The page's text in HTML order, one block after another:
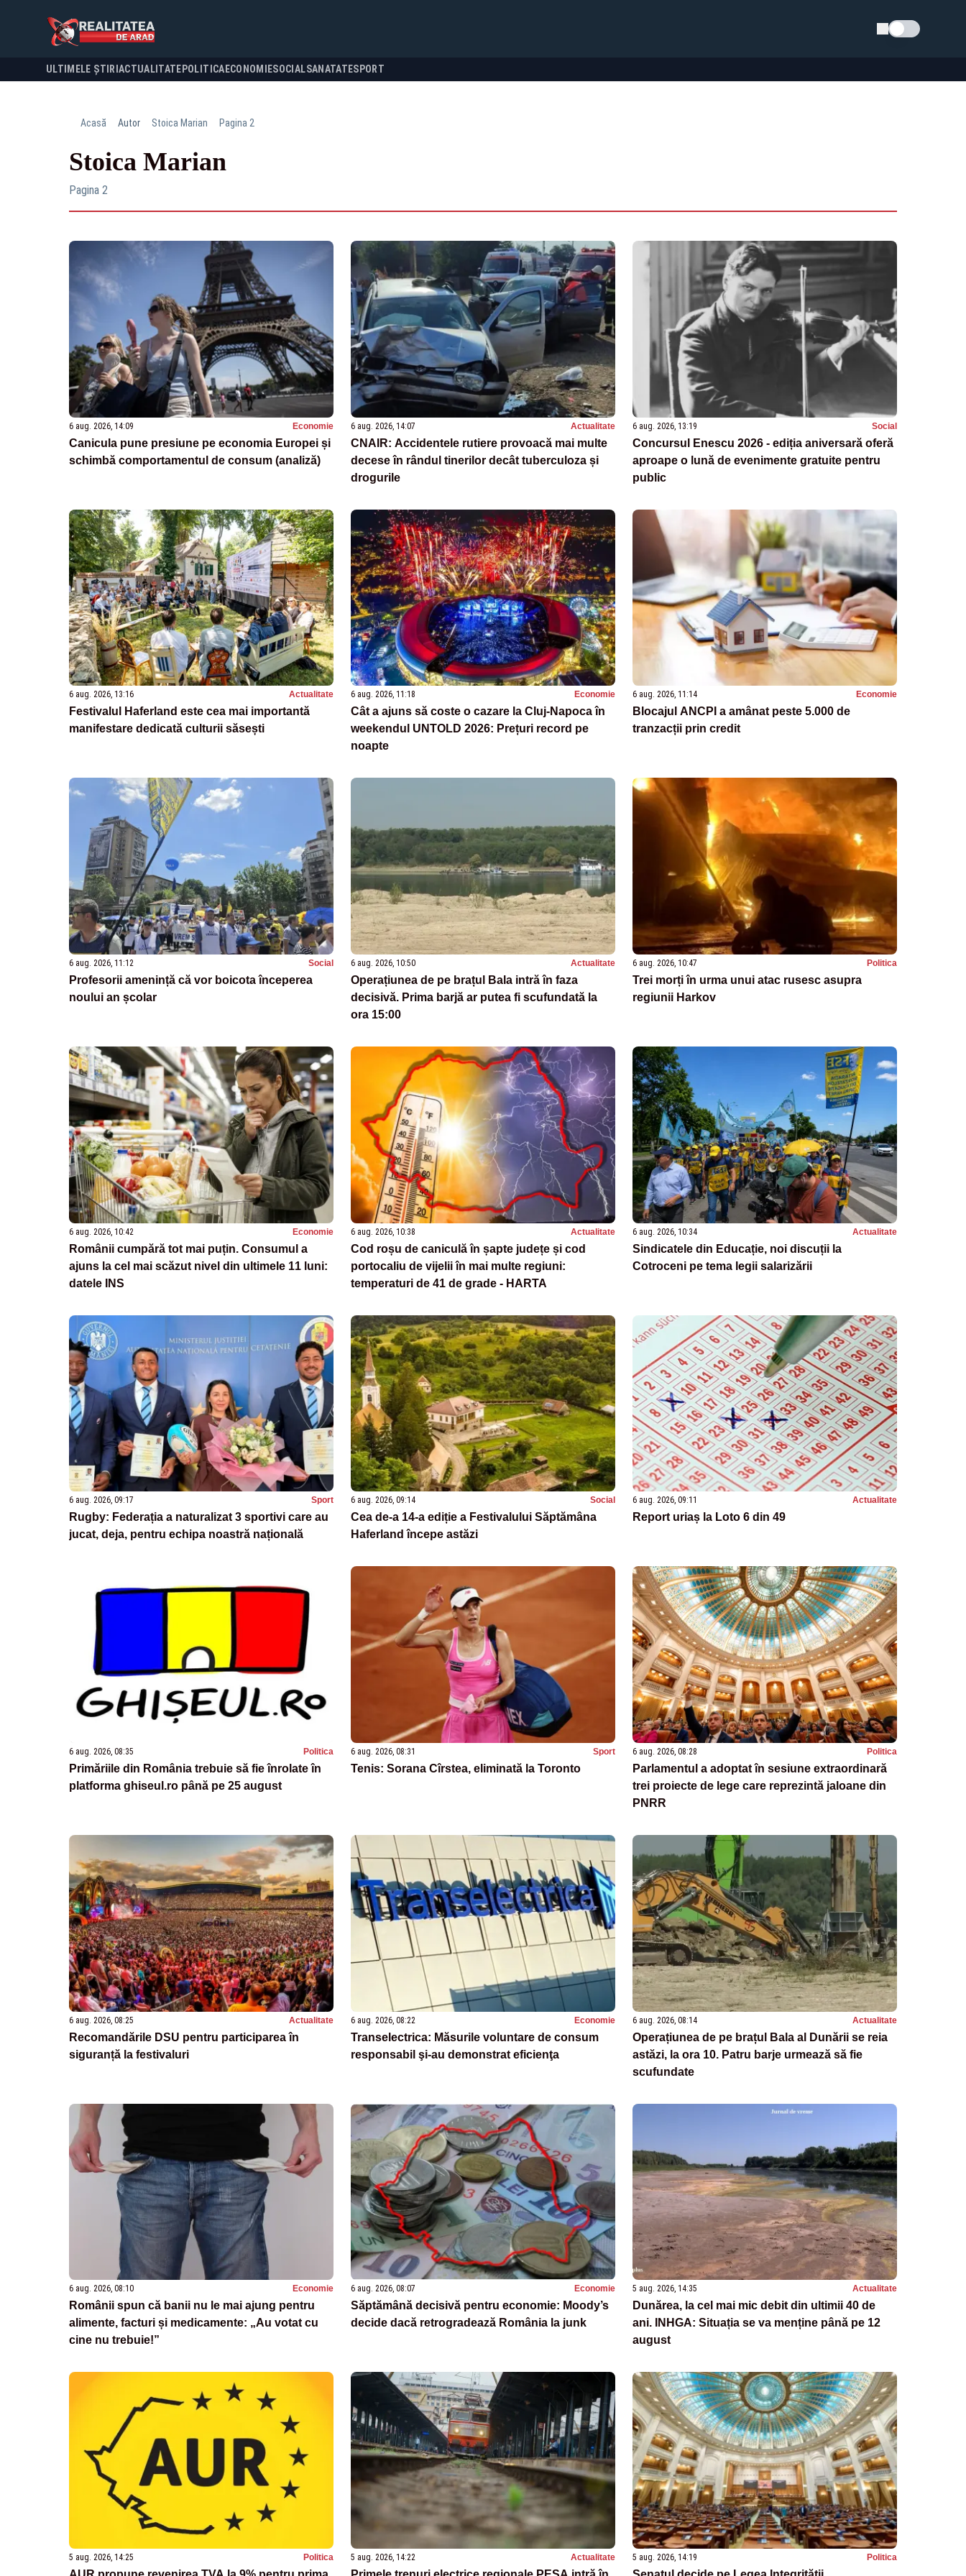
Schimba tema
ULTIMELE ȘTIRI ACTUALITATE POLITICA ECONOMIESOCIALSANATATESPORT
Acasă Autor Stoica Marian Pagina 2
Stoica Marian
Pagina 2
6 aug. 2026, 14:09 Economie
Canicula pune presiune pe economia Europei și
schimbă comportamentul de consum (analiză)
6 aug. 2026, 14:07 Actualitate
CNAIR: Accidentele rutiere provoacă mai multe
decese în rândul tinerilor decât tuberculoza și
drogurile
6 aug. 2026, 13:19 Social
Concursul Enescu 2026 - ediția aniversară oferă
aproape o lună de evenimente gratuite pentru
public
6 aug. 2026, 13:16 Actualitate
Festivalul Haferland este cea mai importantă
manifestare dedicată culturii săsești
6 aug. 2026, 11:18 Economie
Cât a ajuns să coste o cazare la Cluj-Napoca în
weekendul UNTOLD 2026: Prețuri record pe
noapte
6 aug. 2026, 11:14 Economie
Blocajul ANCPI a amânat peste 5.000 de
tranzacții prin credit
6 aug. 2026, 11:12 Social
Profesorii amenință că vor boicota începerea
noului an școlar
6 aug. 2026, 10:50 Actualitate
Operațiunea de pe brațul Bala intră în faza
decisivă. Prima barjă ar putea fi scufundată la
ora 15:00
6 aug. 2026, 10:47 Politica
Trei morți în urma unui atac rusesc asupra
regiunii Harkov
6 aug. 2026, 10:42 Economie
Românii cumpără tot mai puțin. Consumul a
ajuns la cel mai scăzut nivel din ultimele 11 luni:
datele INS
6 aug. 2026, 10:38 Actualitate
Cod roșu de caniculă în șapte județe și cod
portocaliu de vijelii în mai multe regiuni:
temperaturi de 41 de grade - HARTA
6 aug. 2026, 10:34 Actualitate
Sindicatele din Educație, noi discuții la
Cotroceni pe tema legii salarizării
6 aug. 2026, 09:17 Sport
Rugby: Federația a naturalizat 3 sportivi care au
jucat, deja, pentru echipa noastră națională
6 aug. 2026, 09:14 Social
Cea de-a 14-a ediție a Festivalului Săptămâna
Haferland începe astăzi
6 aug. 2026, 09:11 Actualitate
Report uriaș la Loto 6 din 49
6 aug. 2026, 08:35 Politica
Primăriile din România trebuie să fie înrolate în
platforma ghiseul.ro până pe 25 august
6 aug. 2026, 08:31 Sport
Tenis: Sorana Cîrstea, eliminată la Toronto
6 aug. 2026, 08:28 Politica
Parlamentul a adoptat în sesiune extraordinară
trei proiecte de lege care reprezintă jaloane din
PNRR
6 aug. 2026, 08:25 Actualitate
Recomandările DSU pentru participarea în
siguranță la festivaluri
6 aug. 2026, 08:22 Economie
Transelectrica: Măsurile voluntare de consum
responsabil şi-au demonstrat eficienţa
6 aug. 2026, 08:14 Actualitate
Operațiunea de pe brațul Bala al Dunării se reia
astăzi, la ora 10. Patru barje urmează să fie
scufundate
6 aug. 2026, 08:10 Economie
Românii spun că banii nu le mai ajung pentru
alimente, facturi și medicamente: „Au votat cu
cine nu trebuie!”
6 aug. 2026, 08:07 Economie
Săptămână decisivă pentru economie: Moody’s
decide dacă retrogradează România la junk
5 aug. 2026, 14:35 Actualitate
Dunărea, la cel mai mic debit din ultimii 40 de
ani. INHGA: Situația se va menține până pe 12
august
5 aug. 2026, 14:25 Politica 5 aug. 2026, 14:22 Actualitate 5 aug. 2026, 14:19 Politica